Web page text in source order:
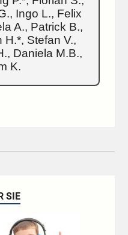
Ingo L., Felix
A., Patrick B.,
H.*, Stefan V.,
Daniela M.B.,
K.
SIE